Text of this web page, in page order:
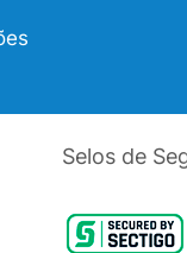
Selos de